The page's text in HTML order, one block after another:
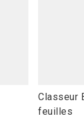
link
to
Classeur
feuilles